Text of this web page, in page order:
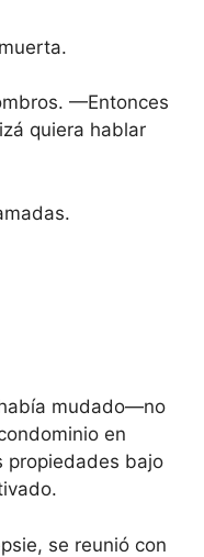
—Entonces
quiera hablar
mudado—no
en
propiedades bajo
se reunió con